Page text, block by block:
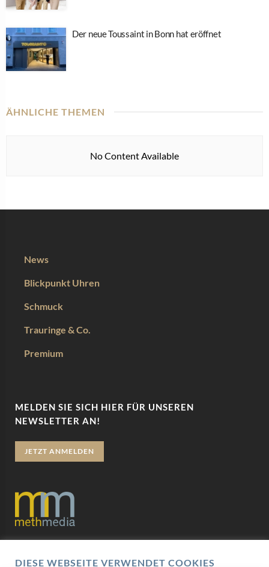
Der neue Toussaint in Bonn hat eröffnet
ÄHNLICHE THEMEN
No Content Available
News
Blickpunkt Uhren
Schmuck
Trauringe & Co.
Premium
MELDEN SIE SICH HIER FÜR UNSEREN
NEWSLETTER AN!
JETZT ANMELDEN
DIESE WEBSEITE VERWENDET COOKIES